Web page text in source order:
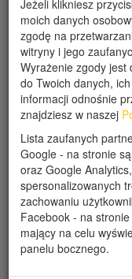
Jeżeli klikniesz
moich danych
zgodę na
witryny i jego
Wyrażenie zgody jest
do Twoich danych,
informacji odnośnie
znajdziesz w naszej
Lista zaufanych
Google - na stronie
oraz Google
spersonalizowanych
zachowaniu
Facebook - na
mający na celu
panelu bocznego.